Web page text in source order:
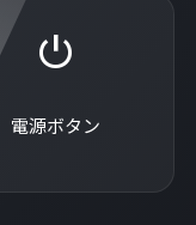
⏻
電源ボタン